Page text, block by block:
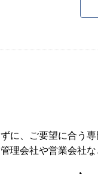
に、ご要望に合う
理会社や営業会社